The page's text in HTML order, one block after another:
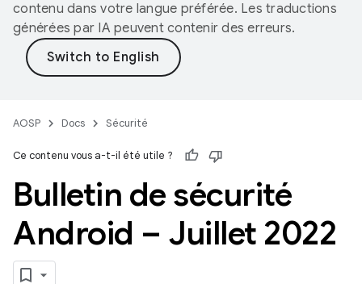
contenu dans votre langue préférée. Les traductions
générées par IA peuvent contenir des erreurs.
AOSP Docs Sécurité
Ce contenu vous a-t-il été utile ?
Bulletin de sécurité
Android – Juillet 2022